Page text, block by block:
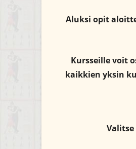
Aluksi opit
Kursseille voit
kaikkien yksin